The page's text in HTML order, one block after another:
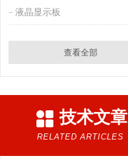
液晶显示板
查看全部
技术文章
RELATED ARTICLES